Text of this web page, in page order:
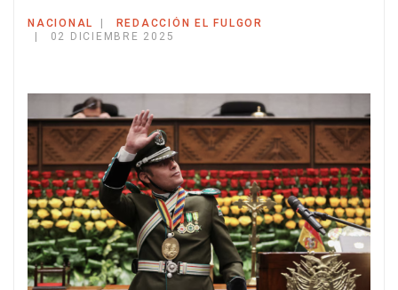
NACIONAL
REDACCIÓN EL FULGOR
02 DICIEMBRE 2025